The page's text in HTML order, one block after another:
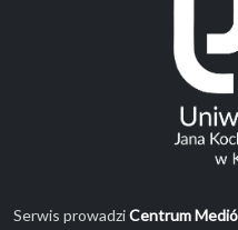
Serwis prowadziCentrum